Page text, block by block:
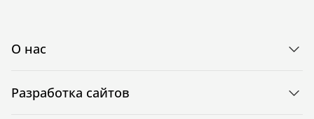
О нас
Разработка сайтов